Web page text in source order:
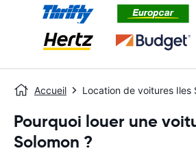
Accueil Location de voitures Iles
Pourquoi louer une
Solomon ?